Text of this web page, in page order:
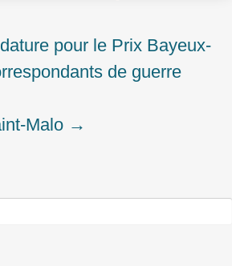
pour le Prix Bayeux-
de guerre
Malo →